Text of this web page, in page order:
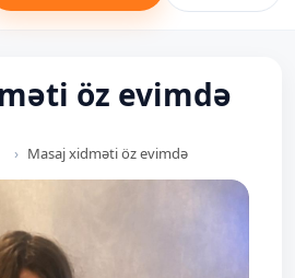
öz evimdə
Masaj xidməti öz evimdə